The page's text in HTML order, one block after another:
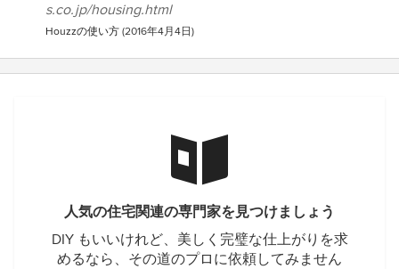
s.co.jp/housing.html
Houzzの使い方 (2016年4月4日 )
人気の住宅関連の専門家を見つけましょう
DIY もいいけれど、美しく完璧な仕上がりを求
めるなら、その道のプロに依頼してみません